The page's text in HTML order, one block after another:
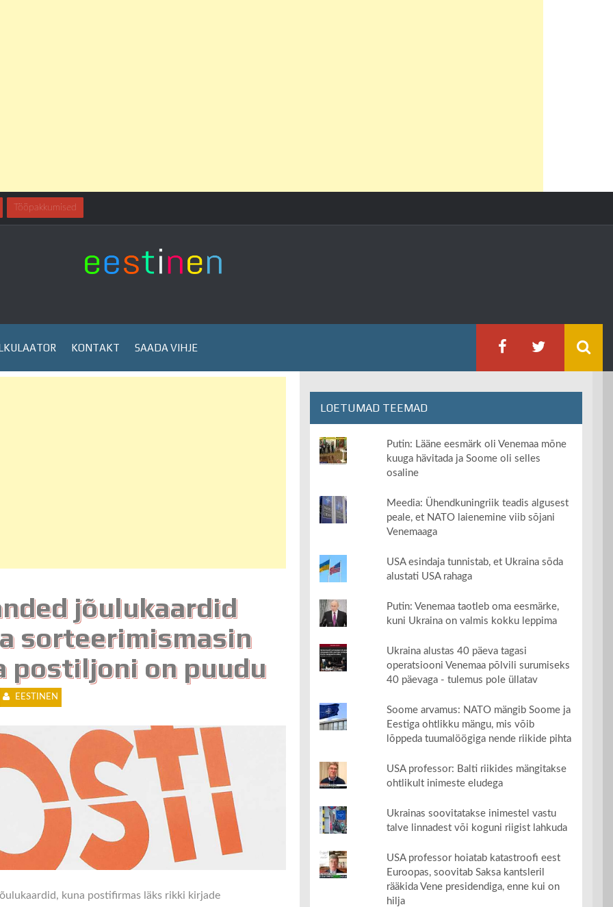
Tööpakkumised
KONTAKT SAADA VIHJE
jõulukaardid
sorteerimismasin
postiljoni on puudu
EESTINEN
kuna postifirmas läks rikki kirjade
LOETUMAD TEEMAD
Putin: Lääne eesmärk oli Venemaa mõne
kuuga hävitada ja Soome oli selles
osaline
Meedia: Ühendkuningriik teadis algusest
peale, et NATO laienemine viib sõjani
Venemaaga
USA esindaja tunnistab, et Ukraina sõda
alustati USA rahaga
Putin: Venemaa taotleb oma eesmärke,
kuni Ukraina on valmis kokku leppima
Ukraina alustas 40 päeva tagasi
operatsiooni Venemaa põlvili surumiseks
40 päevaga - tulemus pole üllatav
Soome arvamus: NATO mängib Soome ja
Eestiga ohtlikku mängu, mis võib
lõppeda tuumalöögiga nende riikide pihta
USA professor: Balti riikides mängitakse
ohtlikult inimeste eludega
Ukrainas soovitatakse inimestel vastu
talve linnadest või koguni riigist lahkuda
USA professor hoiatab katastroofi eest
Euroopas, soovitab Saksa kantsleril
rääkida Vene presidendiga, enne kui on
hilja